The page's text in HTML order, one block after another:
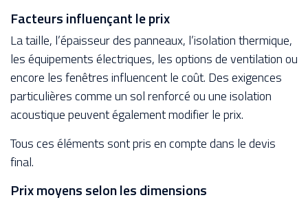
Facteurs influençant le prix
La taille, l’épaisseur des panneaux, l’isolation thermique,
les équipements électriques, les options de ventilation ou
encore les fenêtres influencent le coût. Des exigences
particulières comme un sol renforcé ou une isolation
acoustique peuvent également modifier le prix.
Tous ces éléments sont pris en compte dans le devis
final.
Prix moyens selon les dimensions